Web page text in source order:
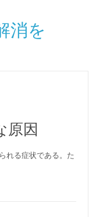
消を
原因
れる症状である。た